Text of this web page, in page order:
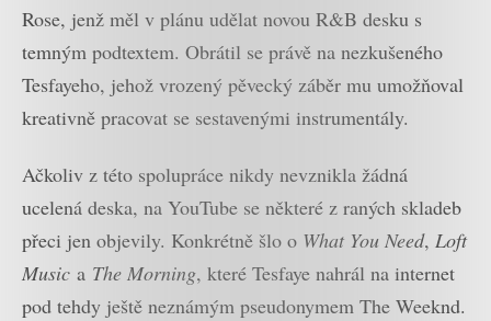
Rose, jenž měl v plánu udělat novou R&B desku s
temným podtextem. Obrátil se právě na nezkušeného
Tesfayeho, jehož vrozený pěvecký záběr mu umožňoval
kreativně pracovat se sestavenými instrumentály.
Ačkoliv z této spolupráce nikdy nevznikla žádná
ucelená deska, na YouTube se některé z raných skladeb
přeci jen objevily. Konkrétně šlo o What You Need, Loft
Music a The Morning, které Tesfaye nahrál na internet
pod tehdy ještě neznámým pseudonymem The Weeknd.